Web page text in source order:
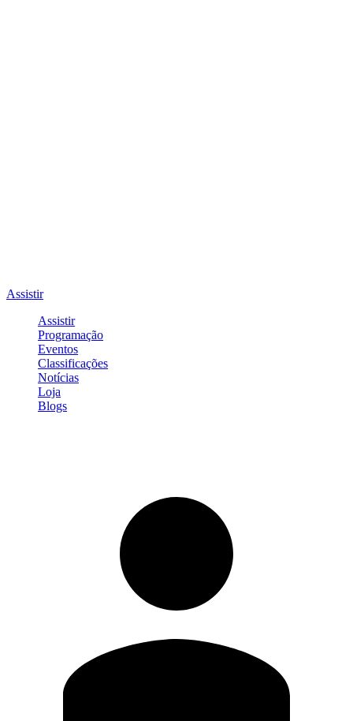
Assistir
Assistir
Programação
Eventos
Classificações
Notícias
Loja
Blogs